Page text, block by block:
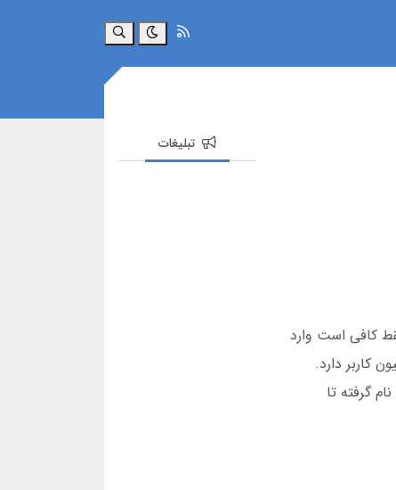
جستجو
شرط بندی معتبر و بدون فیلتر هستید، جت 8 گزینه مناسبی است. برای ثبت نام در سایت جت 8 فقط کافی است وارد
را پر کنید. این سایت از سال 1395 فعالیت خود را آغاز کرده و امروزه بیش از 2 میلیون کاربر دارد.
گرفته تا
تبلیغات